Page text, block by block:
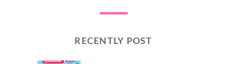
RECENTLY POST